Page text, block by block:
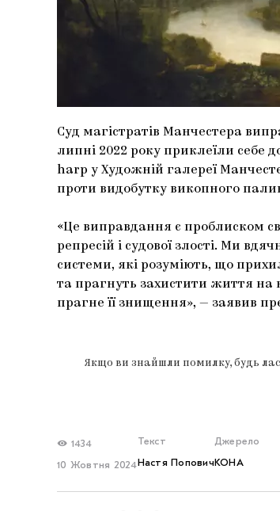
Суд магістратів Манчестера
липні 2022 року приклеїли себе
harp у Художній галереї
проти видобутку викопного
«Це виправдання є проблиском
репресій і судової злості. Ми
системи, які розуміють, що
та прагнуть захистити життя на
прагне її знищення», — заявив
Якщо ви знайшли помилку, будь
1434
10 Жовтня 2024
Текст
Настя Попович
Джерело
KOHA